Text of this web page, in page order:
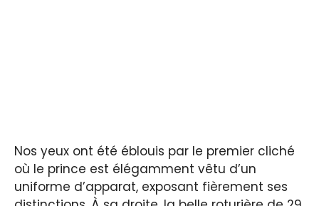
Nos yeux ont été éblouis par le premier cliché
où le prince est élégamment vêtu d’un
uniforme d’apparat, exposant fièrement ses